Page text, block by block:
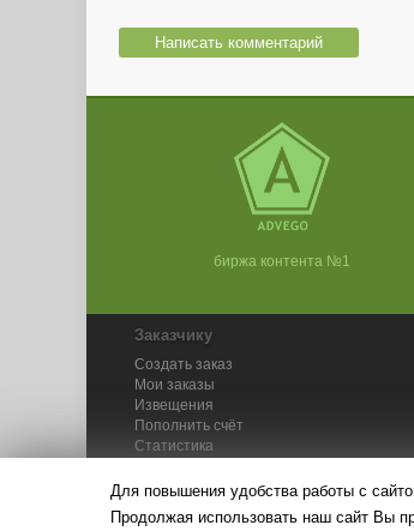
Написать комментарий
биржа контента №1
Заказчику
Создать заказ
Мои заказы
Извещения
Пополнить счёт
Статистика
Для повышения удобства работы с
Продолжая использовать наш сайт Вы